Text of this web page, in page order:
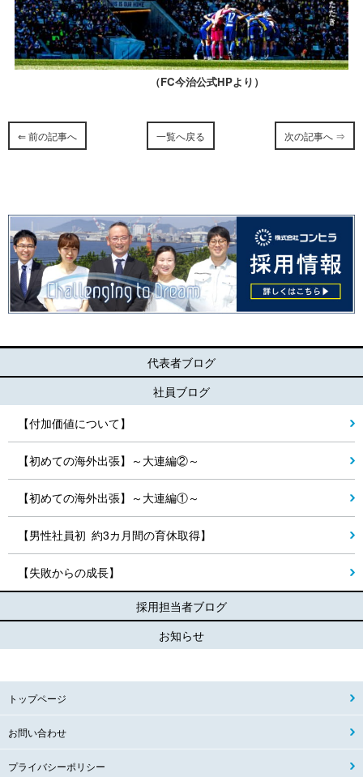
（FC今治公式HPより）
⇐ 前の記事へ 一覧へ戻る 次の記事へ ⇒
代表者ブログ
社員ブログ
【付加価値について】
【初めての海外出張】～大連編②～
【初めての海外出張】～大連編①～
【男性社員初 約3カ月間の育休取得】
【失敗からの成長】
採用担当者ブログ
お知らせ
トップページ
お問い合わせ
プライバシーポリシー